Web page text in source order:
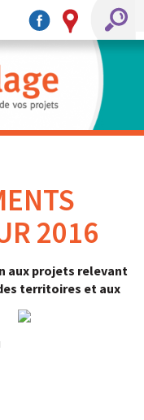
2016
aux projets relevant
territoires et aux